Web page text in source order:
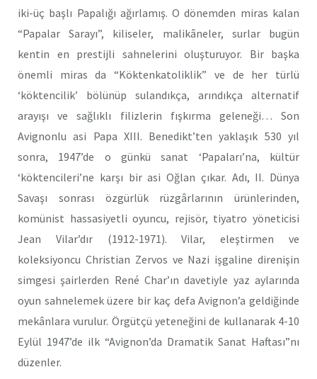
iki-üç başlı Papalığı ağırlamış. O dönemden miras kalan
“Papalar Sarayı”, kiliseler, malikâneler, surlar bugün
kentin en prestijli sahnelerini oluşturuyor. Bir başka
önemli miras da “Köktenkatoliklik” ve de her türlü
‘köktencilik’ bölünüp sulandıkça, arındıkça alternatif
arayışı ve sağlıklı filizlerin fışkırma geleneği… Son
Avignonlu asi Papa XIII. Benedikt’ten yaklaşık 530 yıl
sonra, 1947’de o günkü sanat ‘Papaları’na, kültür
‘köktencileri’ne karşı bir asi Oğlan çıkar. Adı, II. Dünya
Savaşı sonrası özgürlük rüzgârlarının ürünlerinden,
komünist hassasiyetli oyuncu, rejisör, tiyatro yöneticisi
Jean Vilar’dır (1912-1971). Vilar, eleştirmen ve
koleksiyoncu Christian Zervos ve Nazi işgaline direnişin
simgesi şairlerden René Char’ın davetiyle yaz aylarında
oyun sahnelemek üzere bir kaç defa Avignon’a geldiğinde
mekânlara vurulur. Örgütçü yeteneğini de kullanarak 4-10
Eylül 1947’de ilk “Avignon’da Dramatik Sanat Haftası”nı
düzenler.